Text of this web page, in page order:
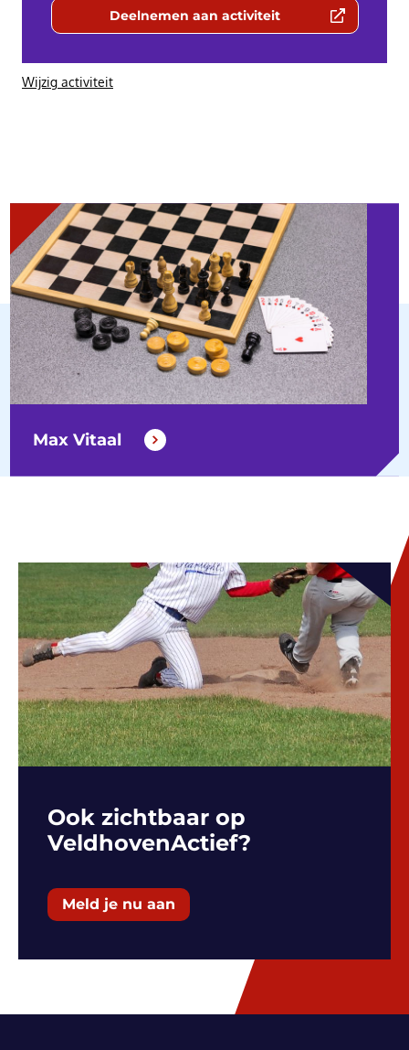
Deelnemen aan activiteit(Deze link gaat naar een externe
Wijzig activiteit
Max Vitaal
Ook zichtbaar op
VeldhovenActief?
Meld je nu aan